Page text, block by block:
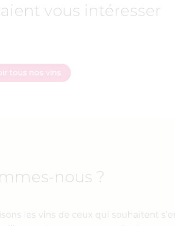
vous intéresser
tous nos vins
nous ?
les vins de ceux qui souhaitent